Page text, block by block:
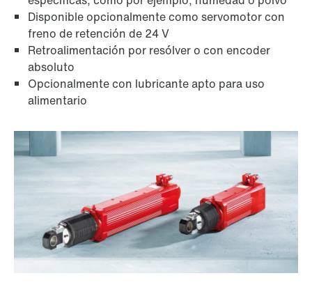
Disponible opcionalmente como servomotor con
freno de retención de 24 V
Retroalimentación por resólver o con encoder
absoluto
Opcionalmente con lubricante apto para uso
alimentario